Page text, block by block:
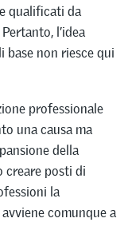
qualificati da
l’idea
base non riesce qui
professionale
una causa ma
della
creare posti di
la
comunque a